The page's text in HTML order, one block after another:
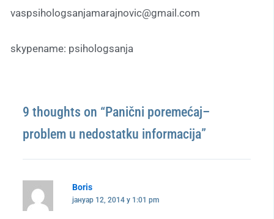
vaspsihologsanjamarajnovic@gmail.com
skypename: psihologsanja
9 thoughts on “Panični poremećaj–
problem u nedostatku informacija”
Boris
јануар 12, 2014 у 1:01 pm